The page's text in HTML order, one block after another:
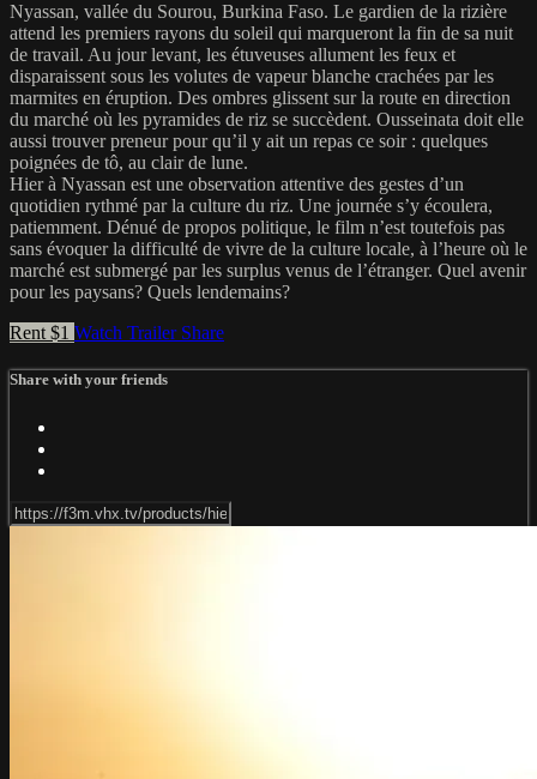
Nyassan, vallée du Sourou, Burkina Faso. Le gardien de la rizière
attend les premiers rayons du soleil qui marqueront la fin de sa nuit
de travail. Au jour levant, les étuveuses allument les feux et
disparaissent sous les volutes de vapeur blanche crachées par les
marmites en éruption. Des ombres glissent sur la route en direction
du marché où les pyramides de riz se succèdent. Ousseinata doit elle
aussi trouver preneur pour qu’il y ait un repas ce soir : quelques
poignées de tô, au clair de lune.
Hier à Nyassan est une observation attentive des gestes d’un
quotidien rythmé par la culture du riz. Une journée s’y écoulera,
patiemment. Dénué de propos politique, le film n’est toutefois pas
sans évoquer la difficulté de vivre de la culture locale, à l’heure où le
marché est submergé par les surplus venus de l’étranger. Quel avenir
pour les paysans? Quels lendemains?
Rent $1 Watch Trailer Share
Share with your friends